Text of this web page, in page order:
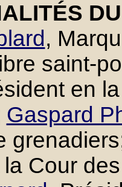
,
saint-
en
Gaspard
Cour